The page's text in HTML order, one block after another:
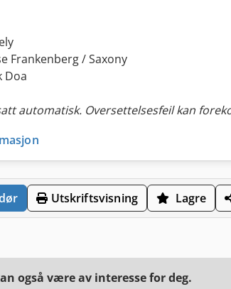
Frankenberg / Saxony
Doa
automatisk. Oversettelsesfeil kan
Utskriftsvisning Lagre
også være av interesse for deg.